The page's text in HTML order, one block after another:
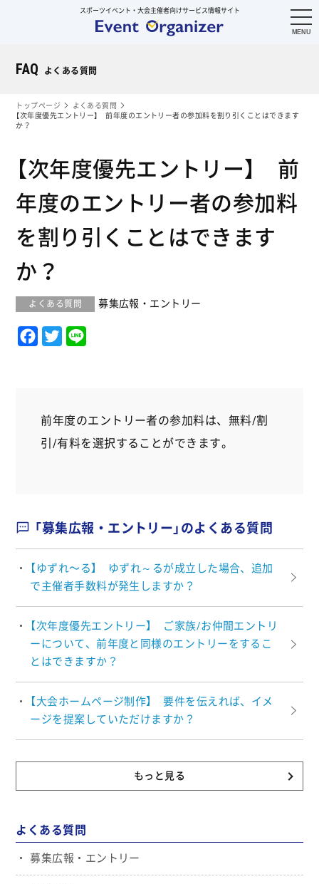
スポーツイベント・大会主催者向けサービス情報サイト
FAQ よくある質問
トップページ
よくある質問
【次年度優先エントリー】 前年度のエントリー者の参加料を割り引くことはできます
か？
【次年度優先エントリー】 前
年度のエントリー者の参加料
を割り引くことはできます
か？
募集広報・エントリー
b
o
T
t
e
前年度のエントリー者の参加料は、無料/割
引/有料を選択することができます。
「募集広報・エントリー」のよくある質問
【ゆずれ〜る】 ゆずれ～るが成立した場合、追加
で主催者手数料が発生しますか？
【次年度優先エントリー】 ご家族/お仲間エントリ
ーについて、前年度と同様のエントリーをするこ
とはできますか？
【大会ホームページ制作】 要件を伝えれば、イメ
ージを提案していただけますか？
もっと見る
よくある質問
募集広報・エントリー